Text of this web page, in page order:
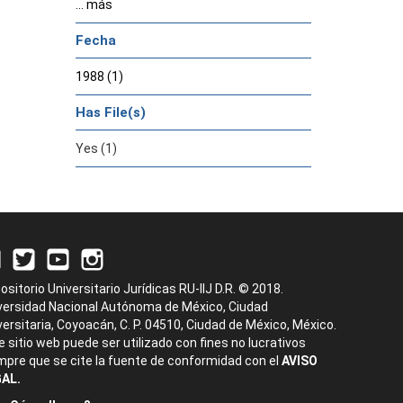
... más
Fecha
1988 (1)
Has File(s)
Yes (1)
Universitario Jurídicas RU-IIJ D.R. © 2018.
Nacional Autónoma de México, Ciudad
Coyoacán, C. P. 04510, Ciudad de México, México.
sitio web puede ser utilizado con fines no lucrativos
que se cite la fuente de conformidad con el AVISO